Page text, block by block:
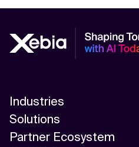
Industries
Solutions
Partner Ecosystem